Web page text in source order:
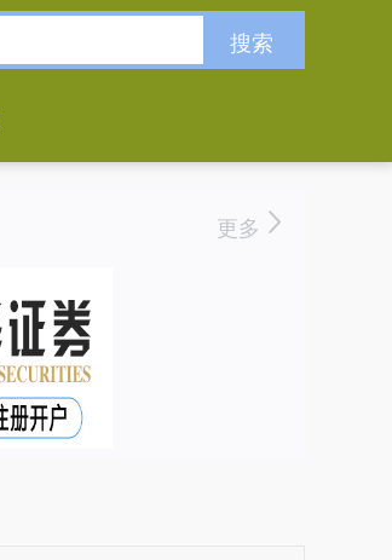
搜索
更多